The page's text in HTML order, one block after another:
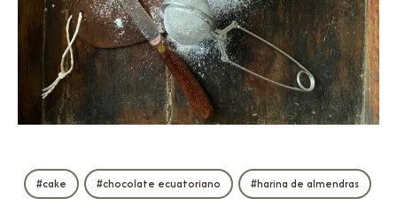
cake chocolate ecuatoriano harina de almendras